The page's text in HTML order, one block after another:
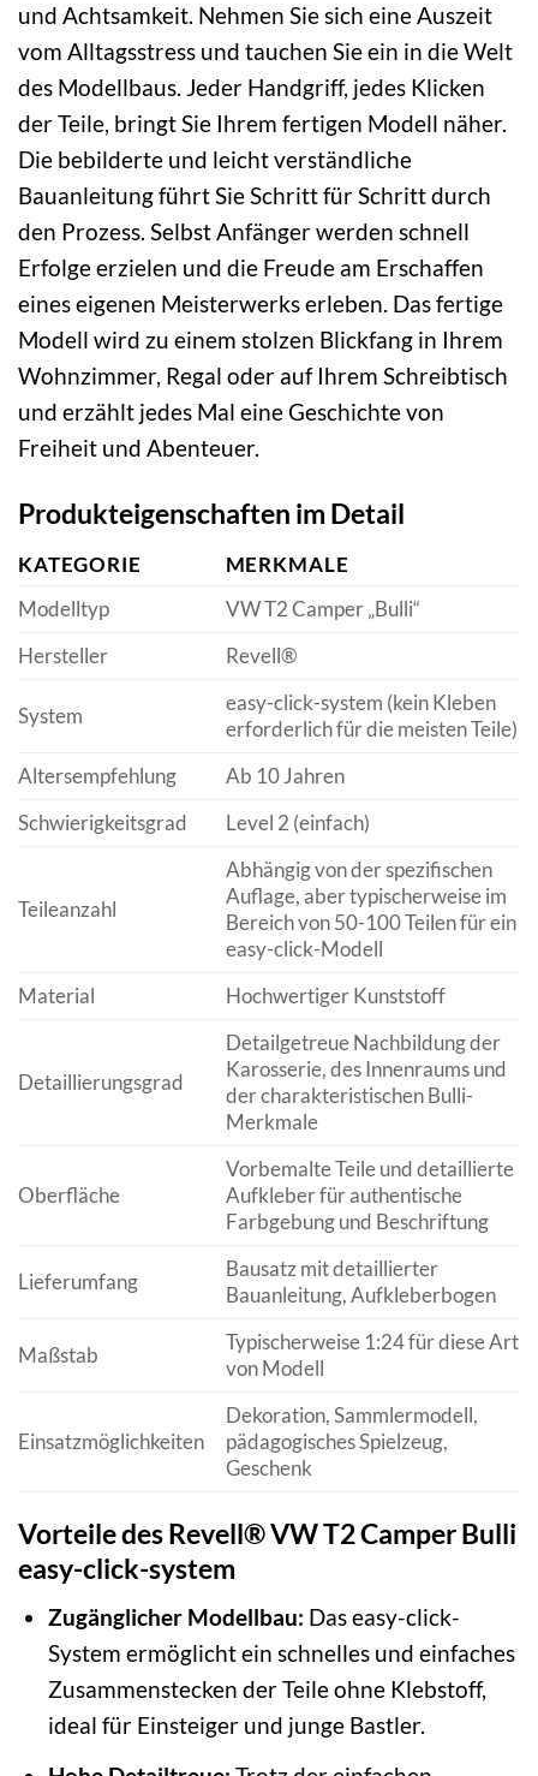
und Achtsamkeit. Nehmen Sie sich eine Auszeit
vom Alltagsstress und tauchen Sie ein in die Welt
des Modellbaus. Jeder Handgriff, jedes Klicken
der Teile, bringt Sie Ihrem fertigen Modell näher.
Die bebilderte und leicht verständliche
Bauanleitung führt Sie Schritt für Schritt durch
den Prozess. Selbst Anfänger werden schnell
Erfolge erzielen und die Freude am Erschaffen
eines eigenen Meisterwerks erleben. Das fertige
Modell wird zu einem stolzen Blickfang in Ihrem
Wohnzimmer, Regal oder auf Ihrem Schreibtisch
und erzählt jedes Mal eine Geschichte von
Freiheit und Abenteuer.
Produkteigenschaften im Detail
KATEGORIE
MERKMALE
Modelltyp
VW T2 Camper „Bulli“
Hersteller
Revell®
System
easy-click-system (kein Kleben
erforderlich für die meisten Teile)
Altersempfehlung
Ab 10 Jahren
Schwierigkeitsgrad
Level 2 (einfach)
Teileanzahl
Abhängig von der spezifischen
Auflage, aber typischerweise im
Bereich von 50-100 Teilen für ein
easy-click-Modell
Material
Hochwertiger Kunststoff
Detaillierungsgrad
Detailgetreue Nachbildung der
Karosserie, des Innenraums und
der charakteristischen Bulli-
Merkmale
Oberfläche
Vorbemalte Teile und detaillierte
Aufkleber für authentische
Farbgebung und Beschriftung
Lieferumfang
Bausatz mit detaillierter
Bauanleitung, Aufkleberbogen
Maßstab
Typischerweise 1:24 für diese Art
von Modell
Einsatzmöglichkeiten
Dekoration, Sammlermodell,
pädagogisches Spielzeug,
Geschenk
Vorteile des Revell® VW T2 Camper Bulli
easy-click-system
Zugänglicher Modellbau: Das easy-click-
System ermöglicht ein schnelles und einfaches
Zusammenstecken der Teile ohne Klebstoff,
ideal für Einsteiger und junge Bastler.